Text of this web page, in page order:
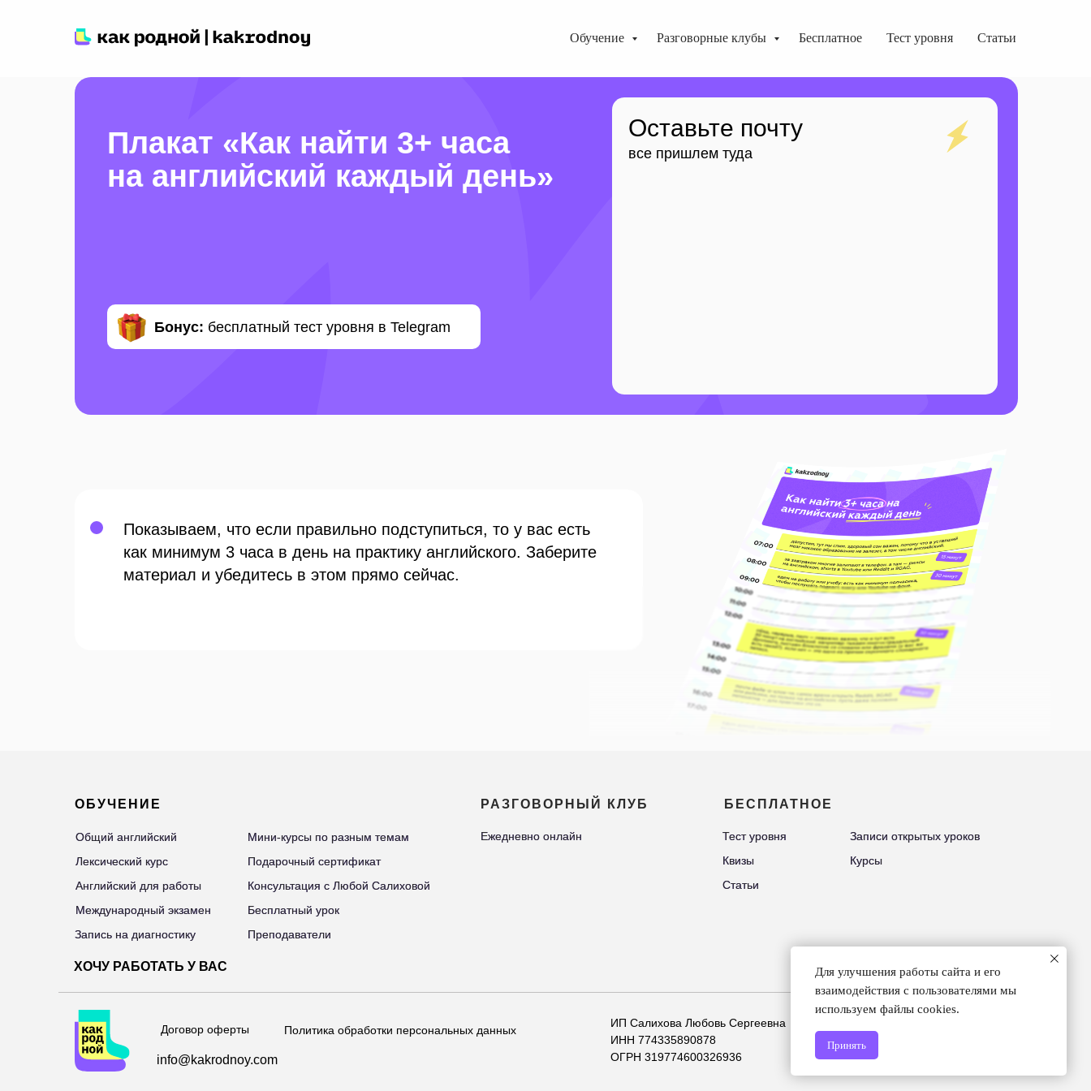
Обучение Разговорные клубы Бесплатное Тест уровня Статьи
Бонус: бесплатный тест уровня в Telegram
Оставьте почту
все пришлем туда
Плакат «Как найти 3+ часа
на английский каждый день»
Показываем, что если правильно подступиться, то у вас есть
как минимум 3 часа в день на практику английского. Заберите
материал и убедитесь в этом прямо сейчас.
Записи открытых уроков
Бесплатный урок
Запись на диагностику
Общий английский
ОБУЧЕНИЕ
Общий английский
Лексический курс
Лексический курс
Английский для работы
Английский для работы
Международный экзамен
Международный экзамен
Подарочный сертификат
Подарочный сертификат
Мини-курсы по разным темам
Мини-курсы по разным темам
Преподаватели
Преподаватели
Консультация с Любой Салиховой
Консультация с Любой Салиховой
Ежедневно онлайн
РАЗГОВОРНЫЙ КЛУБ
Ежедневно онлайн
Запись на диагностику
Бесплатный урок
Тест уровня
БЕСПЛАТНОЕ
Тест уровня
Квизы
Квизы
Записи открытых уроков
с 2018 © kakrodnoy.com
Договор оферты Политика обработки персональных данных
info@kakrodnoy.com
ХОЧУ РАБОТАТЬ У ВАС
Курсы
Курсы
Статьи
Статьи
ИП Салихова Любовь Сергеевна
ИНН 774335890878
ОГРН 319774600326936
Для улучшения работы сайта и его
взаимодействия с пользователями мы
используем файлы cookies.
Принять